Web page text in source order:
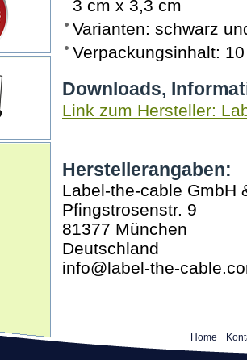
3 cm x 3,3 cm
Varianten: schwarz
Verpackungsinhalt:
Downloads,
Link zum Hersteller:
Herstellerangaben:
Label-the-cable GmbH
Pfingstrosenstr. 9
81377 München
Deutschland
info@label-the-
Home